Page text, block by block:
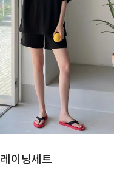
이닝세트